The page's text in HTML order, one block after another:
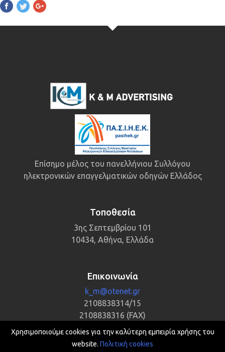
Επίσημο μέλος του πανελλήνιου Συλλόγου
ηλεκτρονικών επαγγελματικών οδηγών Ελλάδος
Τοποθεσία
3ης Σεπτεμβρίου 101
10434, Αθήνα, Ελλάδα
Επικοινωνία
k_m@otenet.gr
2108838314/15
2108838316 (FAX)
ΑΡΙΘΜΟΣ Γ.Ε.Μ.Η.: 132386501000
Χρησιμοποιούμε cookies για την καλύτερη εμπειρία χρήσης του
website. Πολιτική cookies